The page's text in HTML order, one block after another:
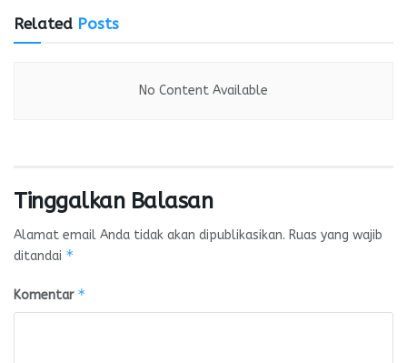
Related Posts
No Content Available
Tinggalkan Balasan
Alamat email Anda tidak akan dipublikasikan. Ruas yang wajib
ditandai *
Komentar *